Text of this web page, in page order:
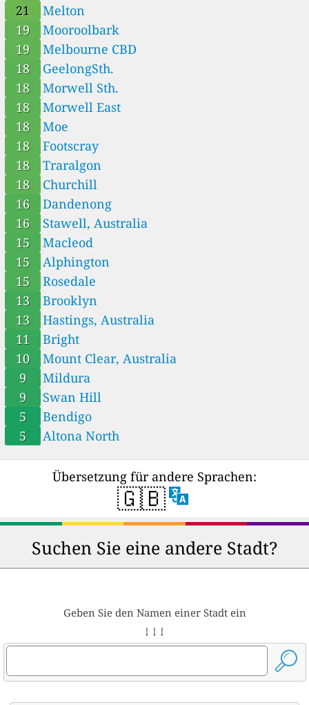
21
Melton
19
Mooroolbark
19
Melbourne CBD
18
GeelongSth.
18
Morwell Sth.
18
Morwell East
18
Moe
18
Footscray
18
Traralgon
18
Churchill
16
Dandenong
16
Stawell, Australia
15
Macleod
15
Alphington
15
Rosedale
13
Brooklyn
13
Hastings, Australia
11
Bright
10
Mount Clear, Australia
9
Mildura
9
Swan Hill
5
Bendigo
5
Altona North
Übersetzung für andere Sprachen:
🇬🇧
Suchen Sie eine andere Stadt?
Geben Sie den Namen einer Stadt ein
↓ ↓ ↓